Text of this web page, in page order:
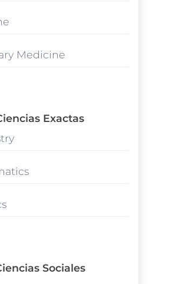
Medicine
Exactas
Sociales